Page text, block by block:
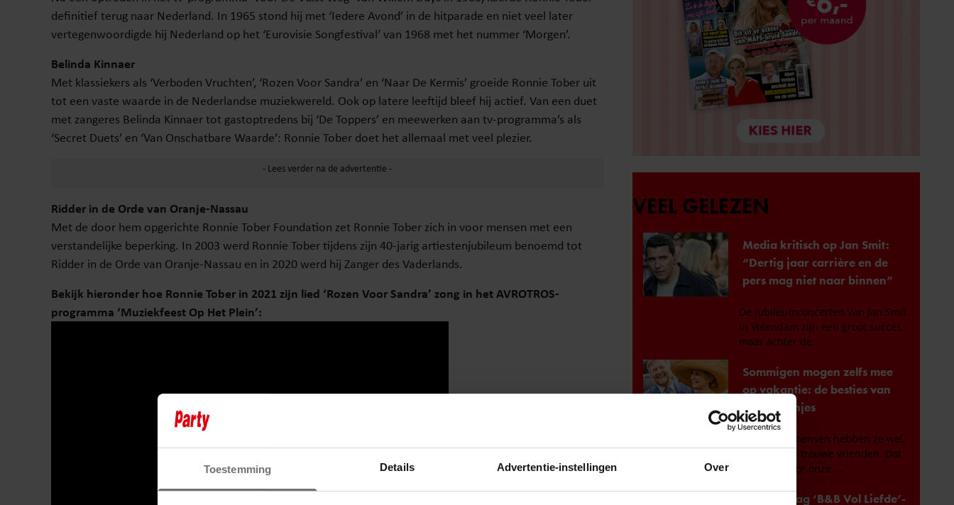
Toestemming Details Advertentie-instellingen Over
definitief terug naar Nederland. In 1965 stond hij met ‘Iedere Avond’ in de hitparade en niet veel later
vertegenwoordigde hij Nederland op het ‘Eurovisie Songfestival’ van 1968 met het nummer ‘Morgen’.
Belinda Kinnaer
Met klassiekers als ‘Verboden Vruchten’, ‘Rozen Voor Sandra’ en ‘Naar De Kermis’ groeide Ronnie Tober uit
tot een vaste waarde in de Nederlandse muziekwereld. Ook op latere leeftijd bleef hij actief. Van een duet
met zangeres Belinda Kinnaer tot gastoptredens bij ‘De Toppers’ en meewerken aan tv-programma’s als
‘Secret Duets’ en ‘Van Onschatbare Waarde’: Ronnie Tober doet het allemaal met veel plezier.
Ridder in de Orde van Oranje-Nassau
Met de door hem opgerichte Ronnie Tober Foundation zet Ronnie Tober zich in voor mensen met een
verstandelijke beperking. In 2003 werd Ronnie Tober tijdens zijn 40-jarig artiestenjubileum benoemd tot
Ridder in de Orde van Oranje-Nassau en in 2020 werd hij Zanger des Vaderlands.
Bekijk hieronder hoe Ronnie Tober in 2021 zijn lied ‘Rozen Voor Sandra’ zong in het AVROTROS-
programma ‘Muziekfeest Op Het Plein’: